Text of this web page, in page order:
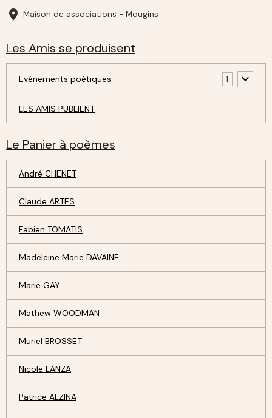
Maison de associations - Mougins
Les Amis se produisent
Evénements poétiques 1
LES AMIS PUBLIENT
Le Panier à poèmes
André CHENET
Claude ARTES
Fabien TOMATIS
Madeleine Marie DAVAINE
Marie GAY
Mathew WOODMAN
Muriel BROSSET
Nicole LANZA
Patrice ALZINA